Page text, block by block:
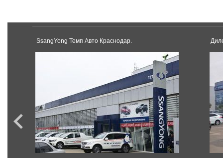
SsangYong Темп Авто Краснодар.